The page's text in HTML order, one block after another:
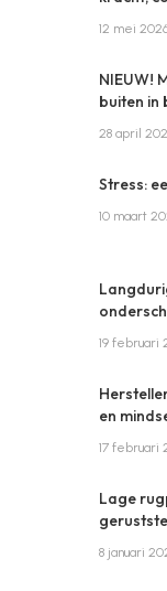
12 mei
NIEUW!
buiten in
28 april
Stress:
10 maart
19 februari
en
17 februari
Lage
8 januari